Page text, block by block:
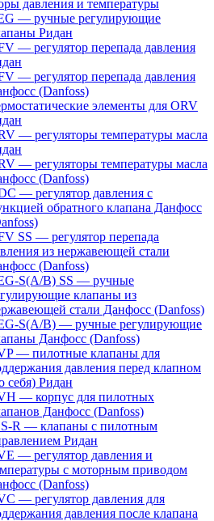
давления и температуры
— ручные регулирующие
Ридан
— регулятор перепада давления
— регулятор перепада давления
(Danfoss)
элементы для ORV
— регуляторы температуры масла
— регуляторы температуры масла
(Danfoss)
— регулятор давления с
обратного клапана Данфосс
SS — регулятор перепада
из нержавеющей стали
(Danfoss)
S(A/B) SS — ручные
клапаны из
стали Данфосс (Danfoss)
S(A/B) — ручные регулирующие
Данфосс (Danfoss)
— пилотные клапаны для
давления перед клапном
себя) Ридан
— корпус для пилотных
Данфосс (Danfoss)
R — клапаны с пилотным
Ридан
— регулятор давления и
с моторным приводом
(Danfoss)
— регулятор давления для
давления после клапана